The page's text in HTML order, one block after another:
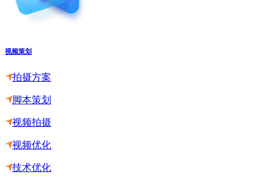
视频策划
拍摄方案
脚本策划
视频拍摄
视频优化
技术优化